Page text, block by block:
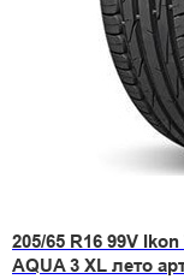
205/65 R16 99V
AQUA 3 XL лето